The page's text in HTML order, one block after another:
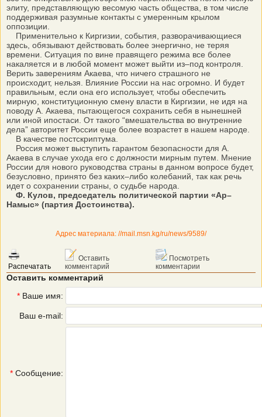
элиту, представляющую весомую часть общества, в том числе
поддерживая разумные контакты с умеренным крылом
оппозиции.
Применительно к Киргизии, события, разворачивающиеся
здесь, обязывают действовать более энергично, не теряя
времени. Ситуация по вине правящего режима все более
накаляется и в любой момент может выйти из–под контроля.
Верить заверениям Акаева, что ничего страшного не
происходит, нельзя. Влияние России на нас огромно. И будет
правильным, если она его использует, чтобы обеспечить
мирную, конституционную смену власти в Киргизии, не идя на
поводу А. Акаева, пытающегося сохранить себя в нынешней
или иной ипостаси. От такого “вмешательства во внутренние
дела” авторитет России еще более возрастет в нашем народе.
В качестве постскриптума.
Россия может выступить гарантом безопасности для А.
Акаева в случае ухода его с должности мирным путем. Мнение
России для нового руководства страны в данном вопросе будет,
безусловно, принято без каких–либо колебаний, так как речь
идет о сохранении страны, о судьбе народа.
Ф. Кулов, председатель политической партии «Ар–
Намыс» (партия Достоинства).
Адрес материала: //mail.msn.kg/ru/news/9589/
Распечатать
Оставить
комментарий
Посмотреть
комментарии
Оставить комментарий
* Ваше имя:
Ваш e-mail:
* Сообщение: